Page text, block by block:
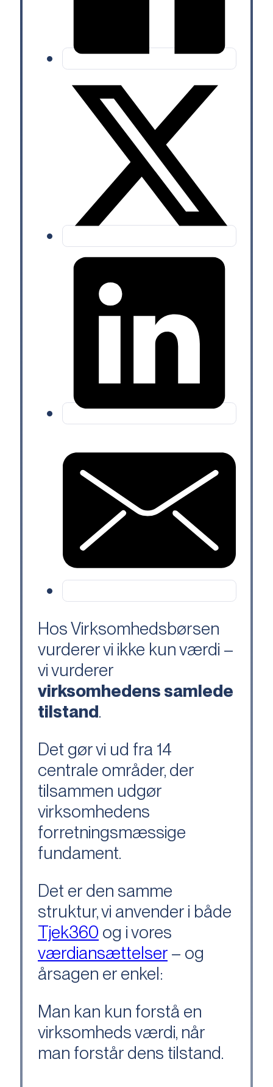
Hos Virksomhedsbørsen
vurderer vi ikke kun værdi –
vi vurderer
virksomhedens samlede
tilstand.
Det gør vi ud fra 14
centrale områder, der
tilsammen udgør
virksomhedens
forretningsmæssige
fundament.
Det er den samme
struktur, vi anvender i både
Tjek360 og i vores
værdiansættelser – og
årsagen er enkel:
Man kan kun forstå en
virksomheds værdi, når
man forstår dens tilstand.